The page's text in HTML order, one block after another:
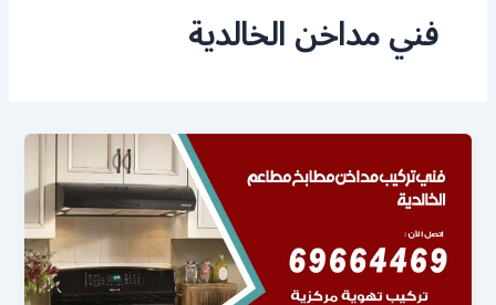
فني مداخن الخالدية